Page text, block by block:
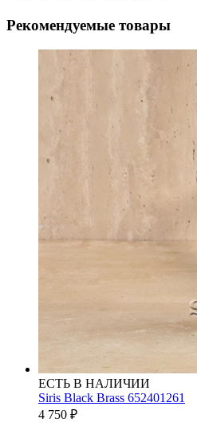
Рекомендуемые товары
ЕСТЬ В НАЛИЧИИ
Siris Black Brass 652401261
4 750 ₽